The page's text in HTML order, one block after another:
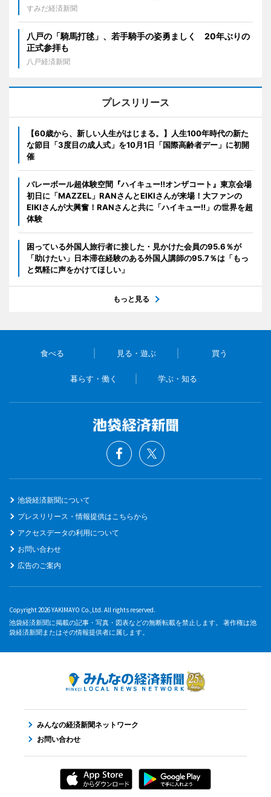
すみだ経済新聞
八戸の「騎馬打毬」、若手騎手の姿勇ましく 20年ぶりの
正式参拝も
八戸経済新聞
プレスリリース
【60歳から、新しい人生がはじまる。】人生100年時代の新た
な節目「3度目の成人式」を10月1日「国際高齢者デー」に初開
催
バレーボール超体験空間『ハイキュー!!オンザコート』東京会場
初日に「MAZZEL」RANさんとEIKIさんが来場！大ファンの
EIKIさんが大興奮！RANさんと共に「ハイキュー!!」の世界を超
体験
困っている外国人旅行者に接した・見かけた会員の95.6％が
「助けたい」日本滞在経験のある外国人講師の95.7％は「もっ
と気軽に声をかけてほしい」
もっと見る
食べる 見る・遊ぶ 買う
暮らす・働く 学ぶ・知る
池袋経済新聞について
プレスリリース・情報提供はこちらから
アクセスデータの利用について
お問い合わせ
広告のご案内
Copyright 2026 YAKIMAYO Co.,Ltd. All rights reserved.
池袋経済新聞に掲載の記事・写真・図表などの無断転載を禁止します。 著作権は池
袋経済新聞またはその情報提供者に属します。
みんなの経済新聞ネットワーク
お問い合わせ